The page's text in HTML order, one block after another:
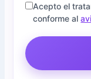
Acepto el
conforme al